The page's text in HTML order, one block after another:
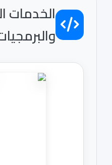
الخدمات الرقمية
والبرمجيات